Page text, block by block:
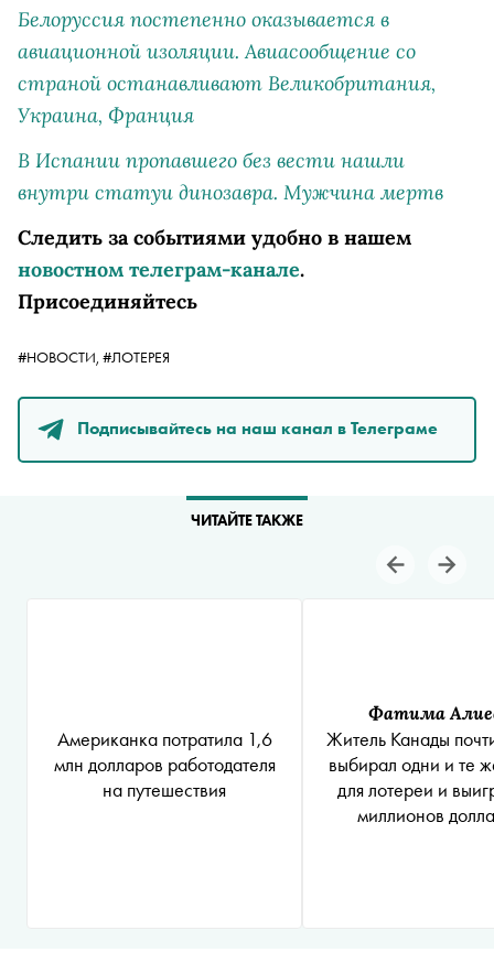
Белоруссия постепенно оказывается в
авиационной изоляции. Авиасообщение со
страной останавливают Великобритания,
Украина, Франция
В Испании пропавшего без вести нашли
внутри статуи динозавра. Мужчина мертв
Следить за событиями удобно в нашем
новостном телеграм-канале.
Присоединяйтесь
#НОВОСТИ, #ЛОТЕРЕЯ
Подписывайтесь на наш канал в Телеграме
ЧИТАЙТЕ ТАКЖЕ
Американка потратила 1,6
млн долларов работодателя
на путешествия
Фатима
Житель Канады
выбирал одни и те
для лотереи и
миллионов